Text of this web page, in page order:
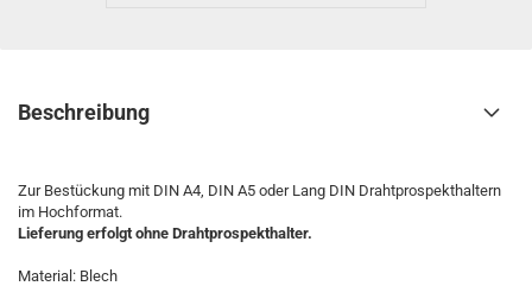
Beschreibung
Zur Bestückung mit DIN A4, DIN A5 oder Lang DIN Drahtprospekthaltern
im Hochformat.
Lieferung erfolgt ohne Drahtprospekthalter.
Material: Blech